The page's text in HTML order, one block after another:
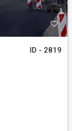
ID - 2819